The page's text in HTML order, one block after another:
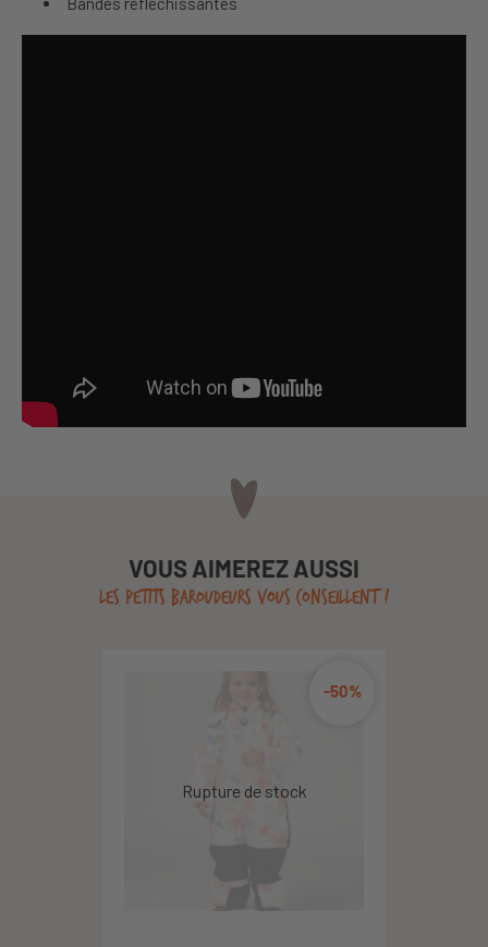
VOUS AIMEREZ AUSSI
LES PETITS BAROUDEURS VOUS CONSEILLENT !
-50%